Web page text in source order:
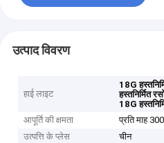
उत्पाद विवरण
हाई लाइट
18G
हस्तनिर्मित
18G
आपूर्ति की क्षमता
प्रति माह
उत्पत्ति के प्लेस
चीन